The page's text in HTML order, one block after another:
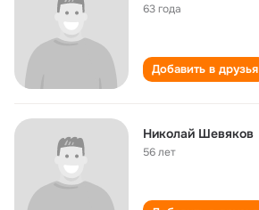
63 года
Добавить в друзья
Николай Шевяков
56 лет